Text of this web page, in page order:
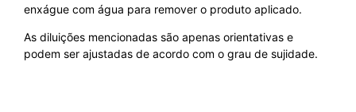
enxágue com água para remover o produto aplicado.
As diluições mencionadas são apenas orientativas e
podem ser ajustadas de acordo com o grau de sujidade.